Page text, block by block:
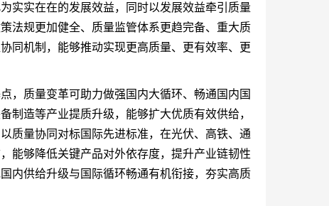
实实在在的发展效益，同时以发展效益牵引质量
法规更加健全、质量监管体系更趋完备、重大质
同机制，能够推动实现更高质量、更有效率、更
，质量变革可助力做强国内大循环、畅通国内国
制造等产业提质升级，能够扩大优质有效供给，
质量协同对标国际先进标准，在光伏、高铁、通
能够降低关键产品对外依存度，提升产业链韧性
内供给升级与国际循环畅通有机衔接，夯实高质